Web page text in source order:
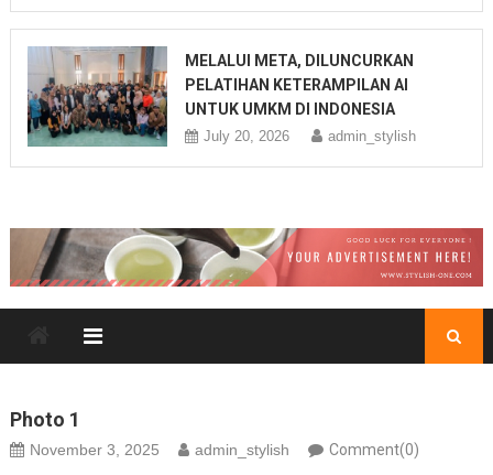
MELALUI META, DILUNCURKAN
PELATIHAN KETERAMPILAN AI
UNTUK UMKM DI INDONESIA
July 20, 2026 admin_stylish
Photo 1
November 3, 2025 admin_stylish Comment(0)